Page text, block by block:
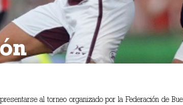
al torneo organizado por la Federación de